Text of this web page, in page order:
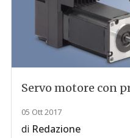
Servo motore con
05 Ott 2017
di Redazione